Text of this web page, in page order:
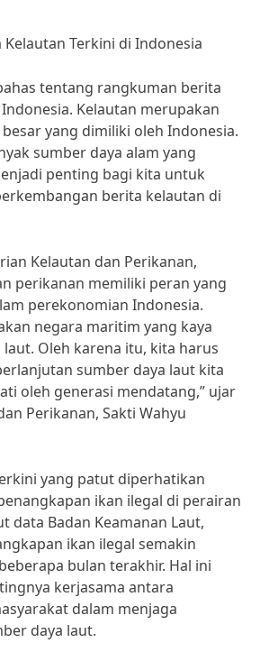
Terkini di Indonesia
tentang rangkuman berita
Kelautan merupakan
yang dimiliki oleh Indonesia.
sumber daya alam yang
penting bagi kita untuk
berita kelautan di
Kelautan dan Perikanan,
perikanan memiliki peran yang
perekonomian Indonesia.
negara maritim yang kaya
Oleh karena itu, kita harus
sumber daya laut kita
oleh generasi mendatang,” ujar
Perikanan, Sakti Wahyu
yang patut diperhatikan
ikan ilegal di perairan
data Badan Keamanan Laut,
ikan ilegal semakin
bulan terakhir. Hal ini
kerjasama antara
dalam menjaga
daya laut.